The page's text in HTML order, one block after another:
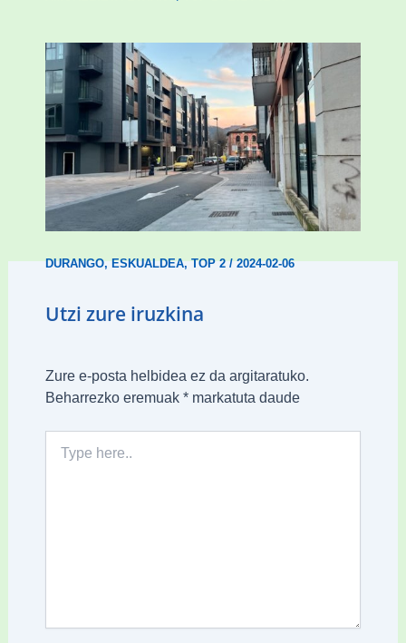
Udal etxebizitza tasatuei buruzko lehen
ordenantza izango du Durangok
DURANGO,ESKUALDEA,TOP 2/2024-02-06
Utzi zure iruzkina
Zure e-posta helbidea ez da argitaratuko.
Beharrezko eremuak *markatuta daude
here..